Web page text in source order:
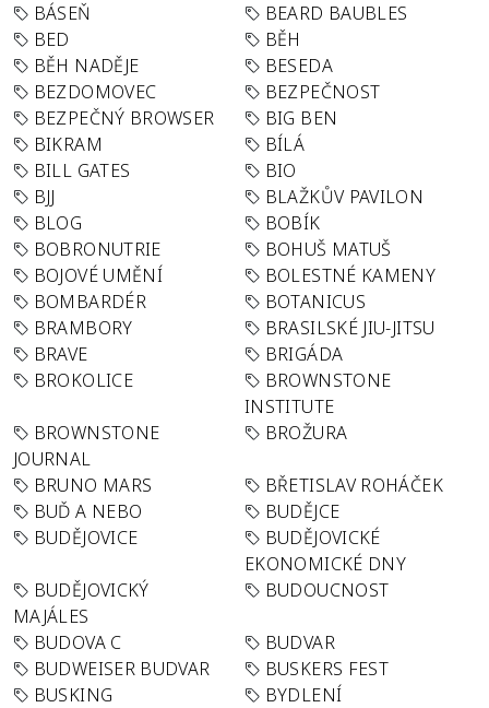
BÁSEŇ
BEARD BAUBLES
BED
BĚH
BĚH NADĚJE
BESEDA
BEZDOMOVEC
BEZPEČNOST
BEZPEČNÝ BROWSER
BIG BEN
BIKRAM
BÍLÁ
BILL GATES
BIO
BJJ
BLAŽKŮV PAVILON
BLOG
BOBÍK
BOBRONUTRIE
BOHUŠ MATUŠ
BOJOVÉ UMĚNÍ
BOLESTNÉ KAMENY
BOMBARDÉR
BOTANICUS
BRAMBORY
BRASILSKÉ JIU-JITSU
BRAVE
BRIGÁDA
BROKOLICE
BROWNSTONE
INSTITUTE
BROWNSTONE
JOURNAL
BROŽURA
BRUNO MARS
BŘETISLAV ROHÁČEK
BUĎ A NEBO
BUDĚJCE
BUDĚJOVICE
BUDĚJOVICKÉ
EKONOMICKÉ DNY
BUDĚJOVICKÝ
MAJÁLES
BUDOUCNOST
BUDOVA C
BUDVAR
BUDWEISER BUDVAR
BUSKERS FEST
BUSKING
BYDLENÍ